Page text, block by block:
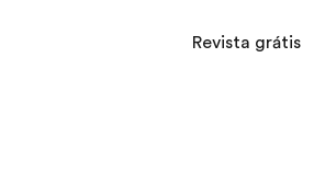
Revista grátis